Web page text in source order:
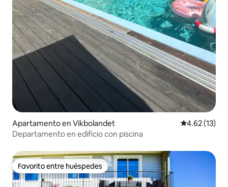
Apartamento en Vikbolandet Calificación
4.62 (13)
Departamento en edificio con piscina
Favorito entre huéspedes
Favorito entre huéspedes